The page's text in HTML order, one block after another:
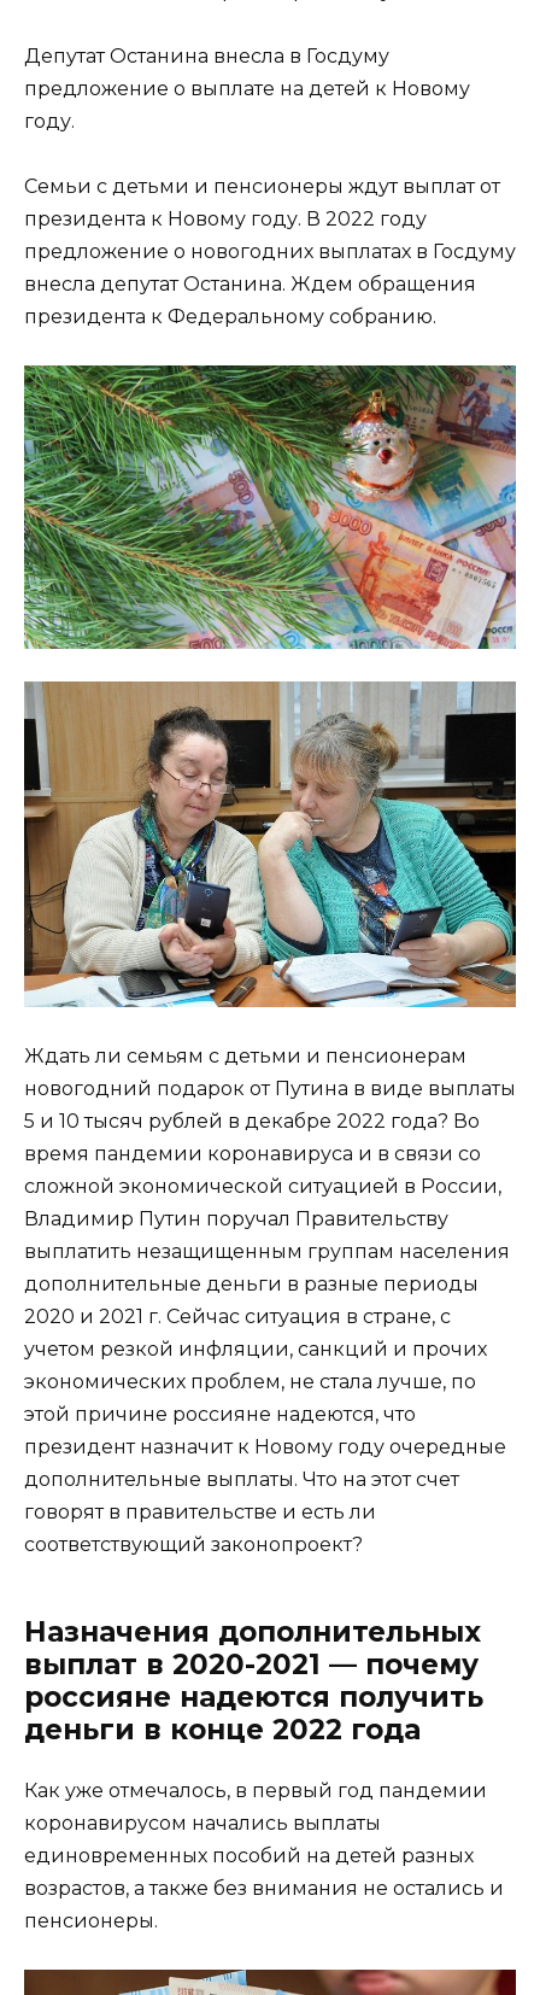
Депутат Останина внесла в Госдуму
предложение о выплате на детей к Новому
году.
Семьи с детьми и пенсионеры ждут выплат от
президента к Новому году. В 2022 году
предложение о новогодних выплатах в Госдуму
внесла депутат Останина. Ждем обращения
президента к Федеральному собранию.
Ждать ли семьям с детьми и пенсионерам
новогодний подарок от Путина в виде выплаты
5 и 10 тысяч рублей в декабре 2022 года? Во
время пандемии коронавируса и в связи со
сложной экономической ситуацией в России,
Владимир Путин поручал Правительству
выплатить незащищенным группам населения
дополнительные деньги в разные периоды
2020 и 2021 г. Сейчас ситуация в стране, с
учетом резкой инфляции, санкций и прочих
экономических проблем, не стала лучше, по
этой причине россияне надеются, что
президент назначит к Новому году очередные
дополнительные выплаты. Что на этот счет
говорят в правительстве и есть ли
соответствующий законопроект?
Назначения дополнительных
выплат в 2020-2021 — почему
россияне надеются получить
деньги в конце 2022 года
Как уже отмечалось, в первый год пандемии
коронавирусом начались выплаты
единовременных пособий на детей разных
возрастов, а также без внимания не остались и
пенсионеры.